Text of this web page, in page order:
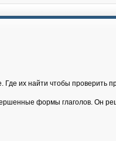
их найти чтобы проверить
формы глаголов. Он